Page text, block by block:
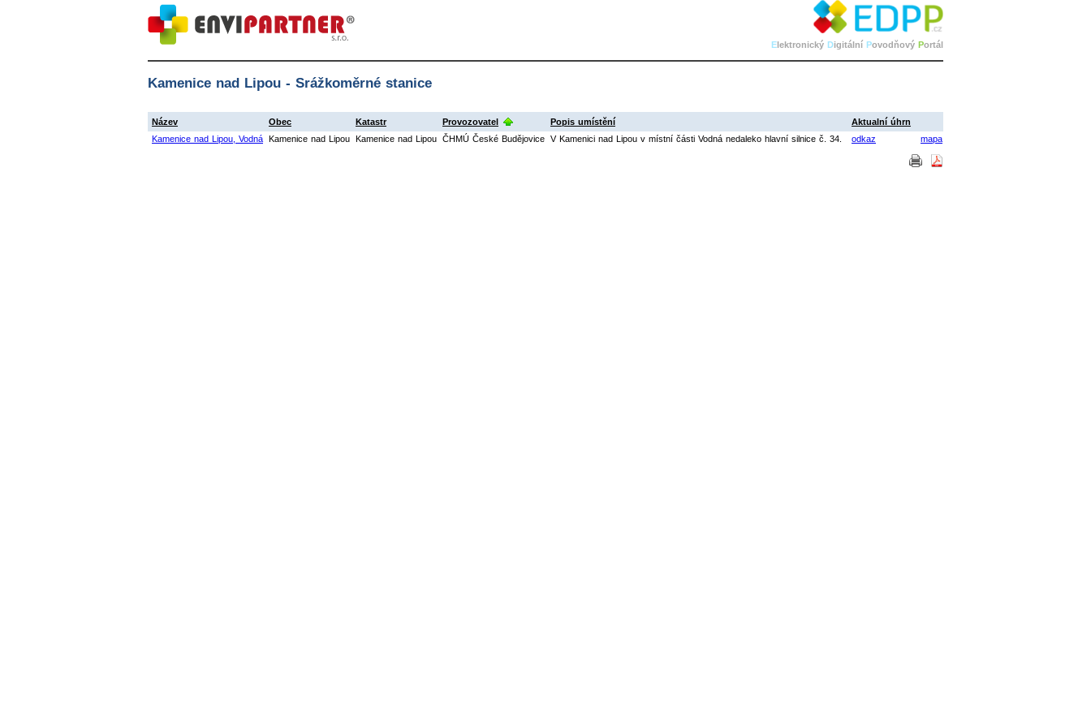
Elektronický Digitální Povodňový Portál
Kamenice nad Lipou - Srážkoměrné stanice
Název Obec Katastr Provozovatel Popis umístění
Aktualní úhrn
Kamenice nad Lipou, Vodná Kamenice nad Lipou Kamenice nad Lipou ČHMÚ České Budějovice V Kamenici nad Lipou v místní části Vodná nedaleko hlavní silnice č. 34. odkaz mapa